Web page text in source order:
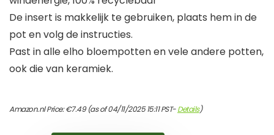
De insert is makkelijk te gebruiken, plaats hem in de
pot en volg de instructies.
Past in alle elho bloempotten en vele andere potten,
ook die van keramiek.
Amazon.nl Price:€7.49(as of 04/11/2025 15:11 PST-Details)